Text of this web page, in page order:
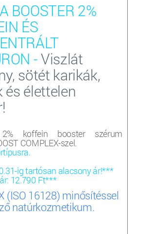
BOOSTER 2%
ÉS
-Viszlát
sötét karikák,
és élettelen
koffein booster szérum
COMPLEX-szel.
ig tartósan alacsony ár!***
12.790 Ft***
(ISO 16128) minősítéssel
natúrkozmetikum.